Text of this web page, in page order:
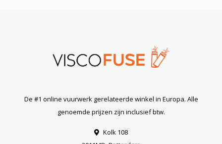
De #1 online vuurwerk gerelateerde winkel in Europa. Alle
genoemde prijzen zijn inclusief btw.
Kolk 108